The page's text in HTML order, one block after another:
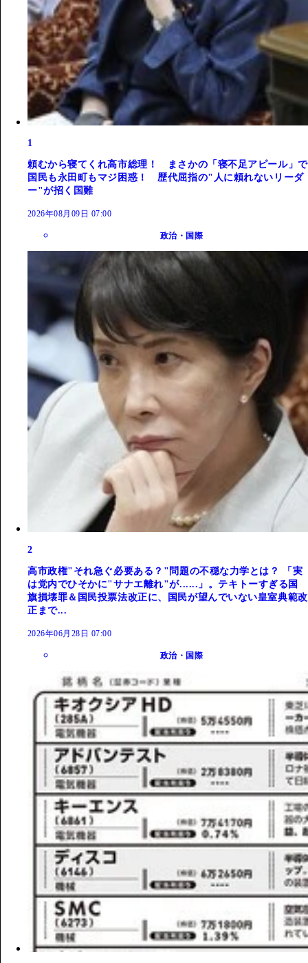
1
頼むから寝てくれ高市総理！ まさかの「寝不足アピール」で
国民も永田町もマジ困惑！ 歴代屈指の"人に頼れないリーダ
ー"が招く国難
2026年08月09日 07:00
政治・国際
2
高市政権"それ急ぐ必要ある？"問題の不穏な力学とは？ 「実
は党内でひそかに"サナエ離れ"が......」。テキトーすぎる国
旗損壊罪＆国民投票法改正に、国民が望んでいない皇室典範改
正まで...
2026年06月28日 07:00
政治・国際